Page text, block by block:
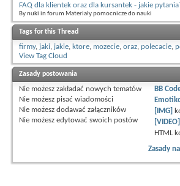
FAQ dla klientek oraz dla kursantek - jakie
By nuki in forum Materiały pomocnicze do nauki
Tags for this Thread
firmy, jaki, jakie, ktore, mozecie, oraz, polecacie,
View Tag Cloud
Zasady postowania
Nie możesz zakładać nowych tematów
Nie możesz pisać wiadomości
Nie możesz dodawać załączników
Nie możesz edytować swoich postów
BB
[IMG]
[VIDEO]
HTML
Zasady